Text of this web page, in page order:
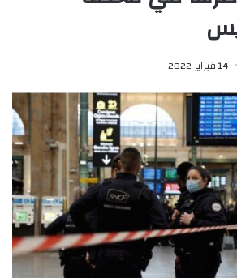
14 فبراير 2022